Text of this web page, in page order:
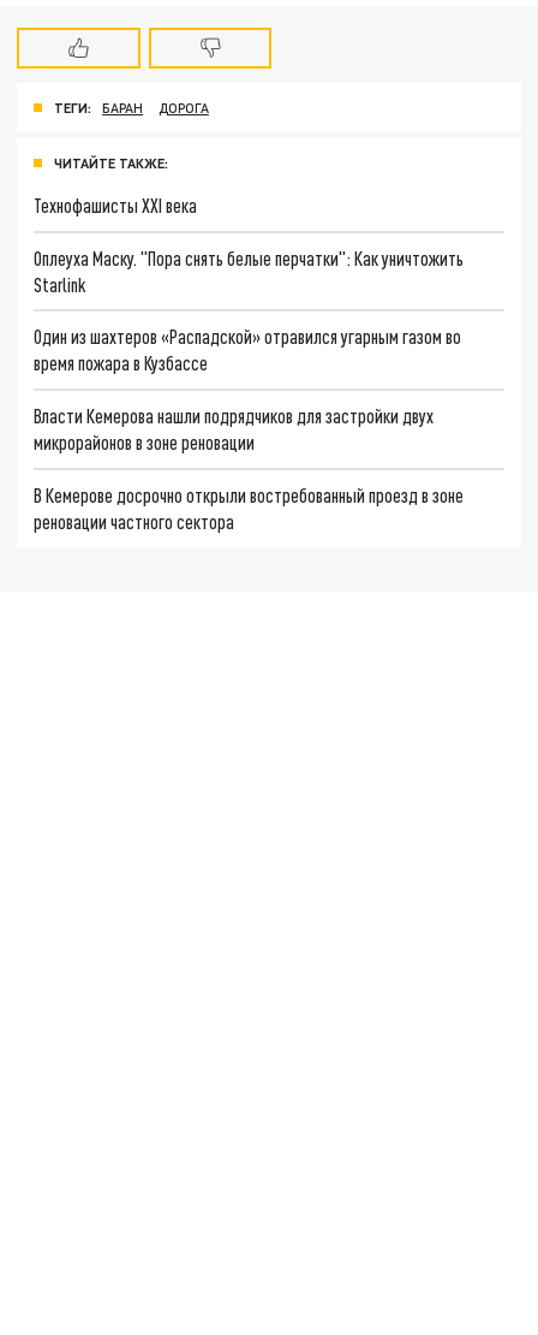
ТЕГИ: БАРАН ДОРОГА
ЧИТАЙТЕ ТАКЖЕ:
Технофашисты XXI века
Оплеуха Маску. "Пора снять белые перчатки": Как уничтожить
Starlink
Один из шахтеров «Распадской» отравился угарным газом во
время пожара в Кузбассе
Власти Кемерова нашли подрядчиков для застройки двух
микрорайонов в зоне реновации
В Кемерове досрочно открыли востребованный проезд в зоне
реновации частного сектора